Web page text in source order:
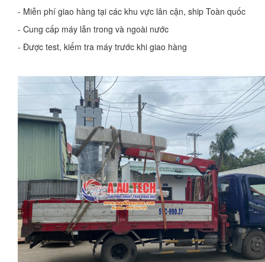
- Miễn phí giao hàng tại các khu vực lân cận, ship Toàn quốc
- Cung cấp máy lẫn trong và ngoài nước
- Được test, kiểm tra máy trước khi giao hàng